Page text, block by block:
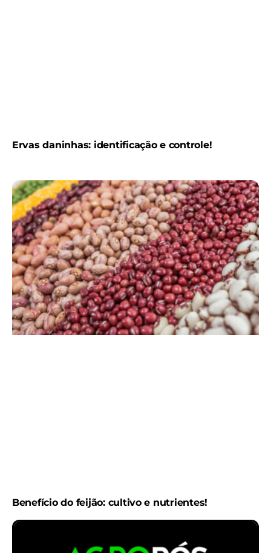
Ervas daninhas: identificação e controle!
Benefício do feijão: cultivo e nutrientes!